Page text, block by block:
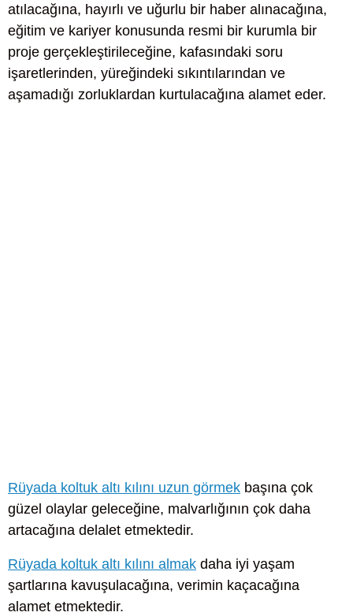
atılacağına, hayırlı ve uğurlu bir haber alınacağına,
eğitim ve kariyer konusunda resmi bir kurumla bir
proje gerçekleştirileceğine, kafasındaki soru
işaretlerinden, yüreğindeki sıkıntılarından ve
aşamadığı zorluklardan kurtulacağına alamet eder.
Rüyada koltuk altı kılını uzun görmek başına çok
güzel olaylar geleceğine, malvarlığının çok daha
artacağına delalet etmektedir.
Rüyada koltuk altı kılını almak daha iyi yaşam
şartlarına kavuşulacağına, verimin kaçacağına
alamet etmektedir.